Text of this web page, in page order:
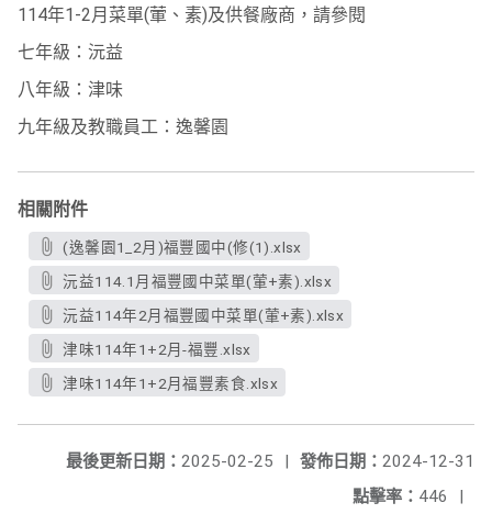
114年1-2月菜單(葷、素)及供餐廠商，請參閱
七年級：沅益
八年級：津味
九年級及教職員工：逸馨園
相關附件
(逸馨園1_2月)福豐國中(修(1).xlsx
沅益114.1月福豐國中菜單(葷+素).xlsx
沅益114年2月福豐國中菜單(葷+素).xlsx
津味114年1+2月-福豐.xlsx
津味114年1+2月福豐素食.xlsx
發佈日期： 2024-12-31
最後更新日期： 2025-02-25
|
點擊率： 446 |